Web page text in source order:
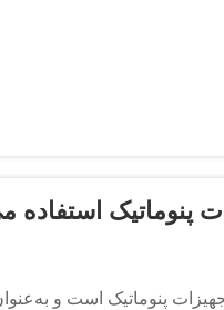
پنوماتیک
پنوماتیک است و